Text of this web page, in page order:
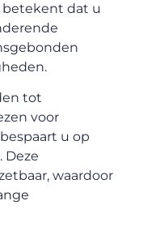
betekent dat u
tot
voor
u op
Deze
waardoor